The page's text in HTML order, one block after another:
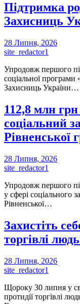
Підтримка
Захисниць
28 Липня, 2026
site_redactor1
Упродовж першого
соціальної програми
Захисниць України…
112,8 млн
соціальний
Рівненської
28 Липня, 2026
site_redactor1
Упродовж першого
у сфері соціального
Рівненської…
Захистіть
торгівлі
28 Липня, 2026
site_redactor1
Щороку 30 липня у
протидії торгівлі